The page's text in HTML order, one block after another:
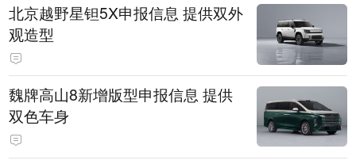
北京越野星钽5X申报信息 提供双外
观造型
魏牌高山8新增版型申报信息 提供
双色车身